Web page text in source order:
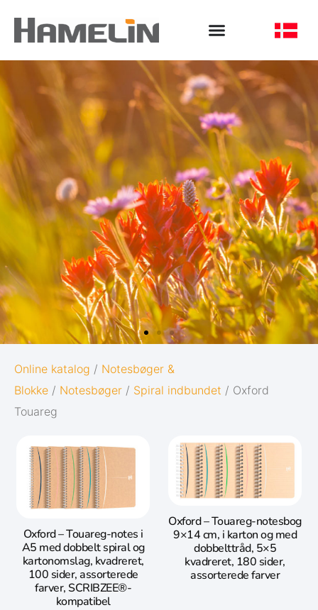
OXFORD
ORIGINS
Giv dine noter den bedst mulige start i
livet:
Diskret og minimalistisk design
5 naturinspirerede farver med
matchende twin-wire
Gå til Oxford Origins
Online katalog / Notesbøger &
Blokke / Notesbøger / Spiral indbundet / Oxford
Touareg
Oxford – Touareg-notes i
A5 med dobbelt spiral og
kartonomslag, kvadreret,
100 sider, assorterede
farver, SCRIBZEE®-
kompatibel
Oxford – Touareg-notesbog
9×14 cm, i karton og med
dobbelttråd, 5×5
kvadreret, 180 sider,
assorterede farver